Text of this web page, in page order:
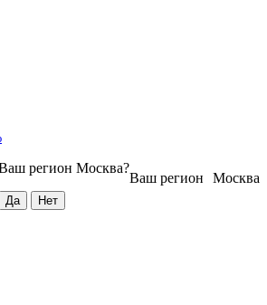
Москва
Ваш регион
регион Москва?